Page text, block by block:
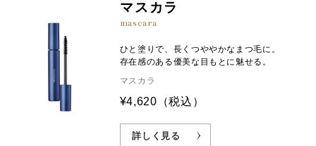
マスカラ
mascara
ひと塗りで、長くつややかなまつ毛に。
存在感のある優美な目もとに魅せる。
マスカラ
¥4,620 （税込）
詳しく見る